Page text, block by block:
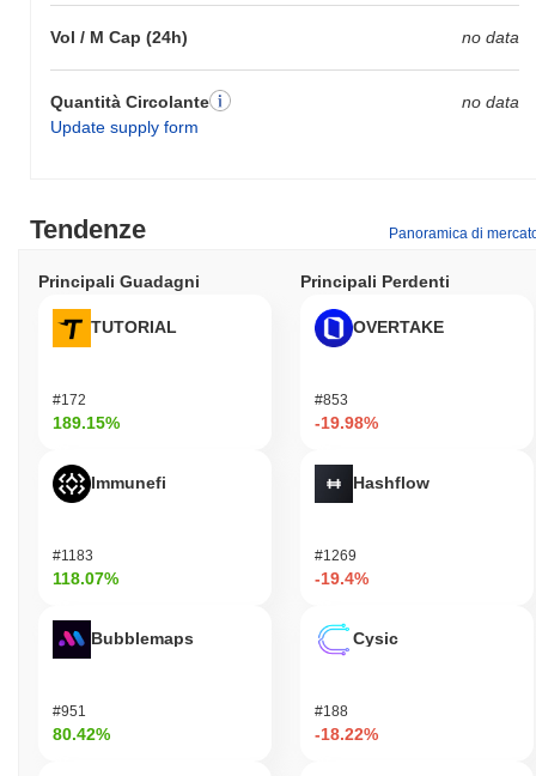
Vol / M Cap (24h) no data
Quantità Circolante
Update supply form
no data
Tendenze Panoramica di
Principali Guadagni
TUTORIAL
#172
189.15%
Immunefi
#1183
118.07%
Bubblemaps
#951
80.42%
Principali Perdenti
OVERTAKE
#853
-19.98%
Hashflow
#1269
-19.4%
Cysic
#188
-18.22%